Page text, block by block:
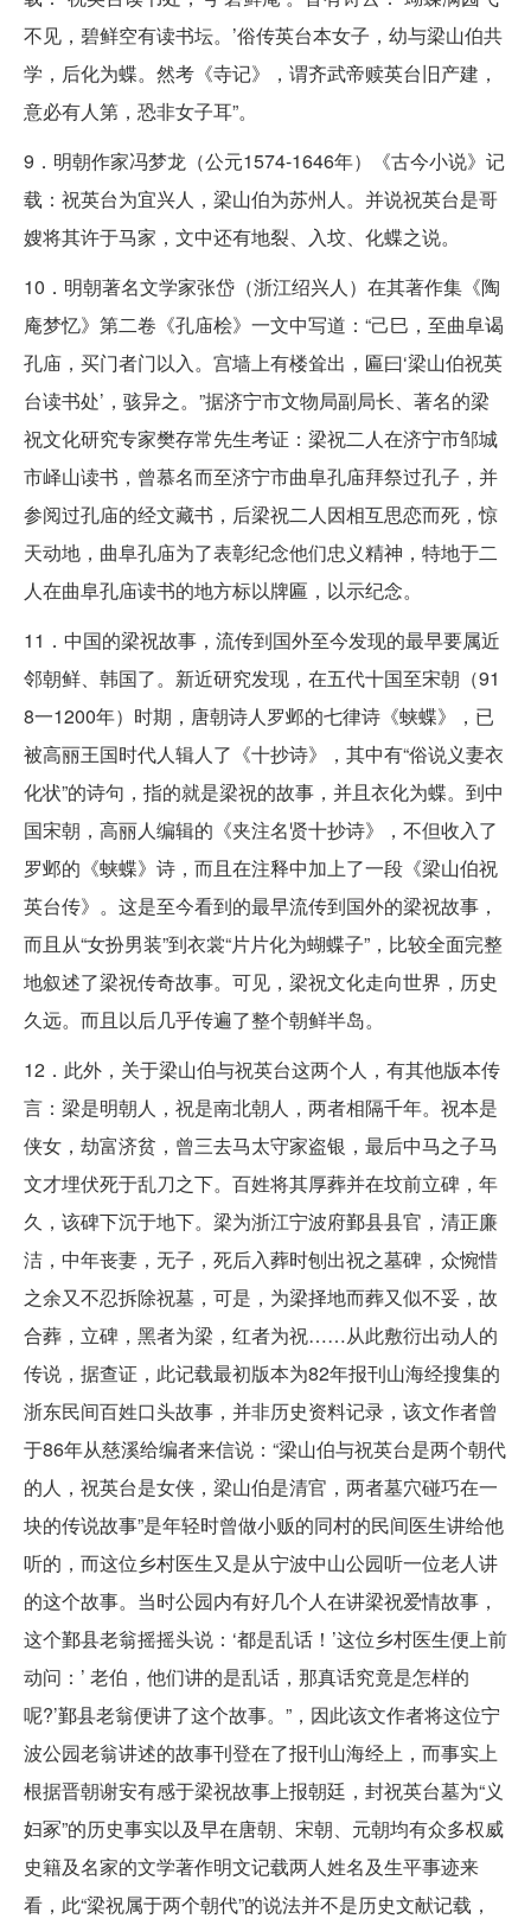
不见，碧鲜空有读书坛。’俗传英台本女子，幼与梁山伯共
学，后化为蝶。然考《寺记》，谓齐武帝赎英台旧产建，
意必有人第，恐非女子耳”。
9．明朝作家冯梦龙（公元1574-1646年）《古今小说》记
载：祝英台为宜兴人，梁山伯为苏州人。并说祝英台是哥
嫂将其许于马家，文中还有地裂、入坟、化蝶之说。
10．明朝著名文学家张岱（浙江绍兴人）在其著作集《陶
庵梦忆》第二卷《孔庙桧》一文中写道：“己巳，至曲阜谒
孔庙，买门者门以入。宫墙上有楼耸出，匾曰‘梁山伯祝英
台读书处’，骇异之。”据济宁市文物局副局长、著名的梁
祝文化研究专家樊存常先生考证：梁祝二人在济宁市邹城
市峄山读书，曾慕名而至济宁市曲阜孔庙拜祭过孔子，并
参阅过孔庙的经文藏书，后梁祝二人因相互思恋而死，惊
天动地，曲阜孔庙为了表彰纪念他们忠义精神，特地于二
人在曲阜孔庙读书的地方标以牌匾，以示纪念。
11．中国的梁祝故事，流传到国外至今发现的最早要属近
邻朝鲜、韩国了。新近研究发现，在五代十国至宋朝（91
8一1200年）时期，唐朝诗人罗邺的七律诗《蛱蝶》，已
被高丽王国时代人辑人了《十抄诗》，其中有“俗说义妻衣
化状”的诗句，指的就是梁祝的故事，并且衣化为蝶。到中
国宋朝，高丽人编辑的《夹注名贤十抄诗》，不但收入了
罗邺的《蛱蝶》诗，而且在注释中加上了一段《梁山伯祝
英台传》。这是至今看到的最早流传到国外的梁祝故事，
而且从“女扮男装”到衣裳“片片化为蝴蝶子”，比较全面完整
地叙述了梁祝传奇故事。可见，梁祝文化走向世界，历史
久远。而且以后几乎传遍了整个朝鲜半岛。
12．此外，关于梁山伯与祝英台这两个人，有其他版本传
言：梁是明朝人，祝是南北朝人，两者相隔千年。祝本是
侠女，劫富济贫，曾三去马太守家盗银，最后中马之子马
文才埋伏死于乱刀之下。百姓将其厚葬并在坟前立碑，年
久，该碑下沉于地下。梁为浙江宁波府鄞县县官，清正廉
洁，中年丧妻，无子，死后入葬时刨出祝之墓碑，众惋惜
之余又不忍拆除祝墓，可是，为梁择地而葬又似不妥，故
合葬，立碑，黑者为梁，红者为祝……从此敷衍出动人的
传说，据查证，此记载最初版本为82年报刊山海经搜集的
浙东民间百姓口头故事，并非历史资料记录，该文作者曾
于86年从慈溪给编者来信说：“梁山伯与祝英台是两个朝代
的人，祝英台是女侠，梁山伯是清官，两者墓穴碰巧在一
块的传说故事”是年轻时曾做小贩的同村的民间医生讲给他
听的，而这位乡村医生又是从宁波中山公园听一位老人讲
的这个故事。当时公园内有好几个人在讲梁祝爱情故事，
这个鄞县老翁摇摇头说：‘都是乱话！’这位乡村医生便上前
动问：’ 老伯，他们讲的是乱话，那真话究竟是怎样的
呢?’鄞县老翁便讲了这个故事。”，因此该文作者将这位宁
波公园老翁讲述的故事刊登在了报刊山海经上，而事实上
根据晋朝谢安有感于梁祝故事上报朝廷，封祝英台墓为“义
妇冢”的历史事实以及早在唐朝、宋朝、元朝均有众多权威
史籍及名家的文学著作明文记载两人姓名及生平事迹来
看，此“梁祝属于两个朝代”的说法并不是历史文献记载，